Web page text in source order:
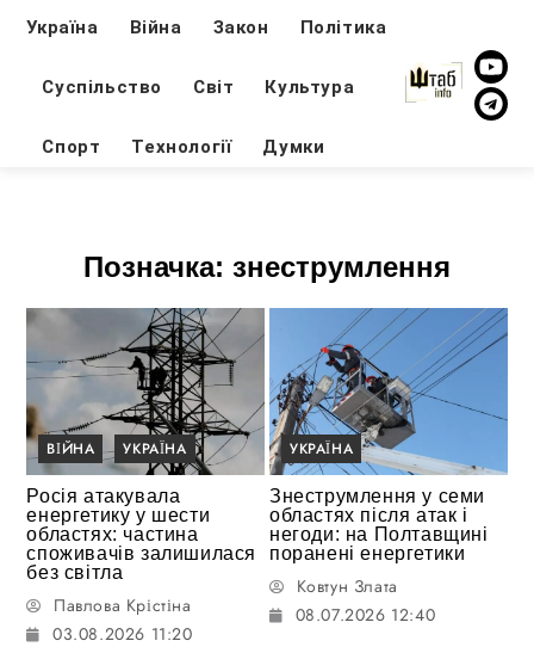
Україна Війна Закон Політика
Суспільство Світ Культура
Спорт Технології Думки
Позначка: знеструмлення
ВІЙНА УКРАЇНА
Росія атакувала
енергетику у шести
областях: частина
споживачів залишилася
без світла
Павлова Крістіна
03.08.2026 11:20
УКРАЇНА
Знеструмлення у семи
областях після атак і
негоди: на Полтавщині
поранені енергетики
Ковтун Злата
08.07.2026 12:40